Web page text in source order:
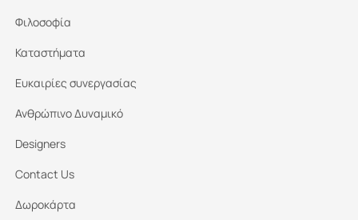
Φιλοσοφία
Καταστήματα
Ευκαιρίες συνεργασίας
Ανθρώπινο Δυναμικό
Designers
Contact Us
Δωροκάρτα